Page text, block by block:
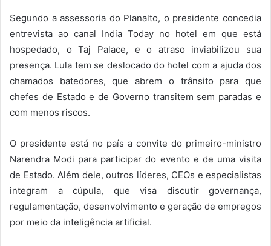
Segundo a assessoria do Planalto, o presidente concedia
entrevista ao canal India Today no hotel em que está
hospedado, o Taj Palace, e o atraso inviabilizou sua
presença. Lula tem se deslocado do hotel com a ajuda dos
chamados batedores, que abrem o trânsito para que
chefes de Estado e de Governo transitem sem paradas e
com menos riscos.
O presidente está no país a convite do primeiro-ministro
Narendra Modi para participar do evento e de uma visita
de Estado. Além dele, outros líderes, CEOs e especialistas
integram a cúpula, que visa discutir governança,
regulamentação, desenvolvimento e geração de empregos
por meio da inteligência artificial.